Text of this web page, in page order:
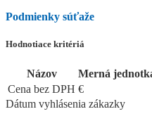
Podmienky súťaže
Hodnotiace kritériá
Názov Merná
Cena bez DPH €
Dátum vyhlásenia zákazky